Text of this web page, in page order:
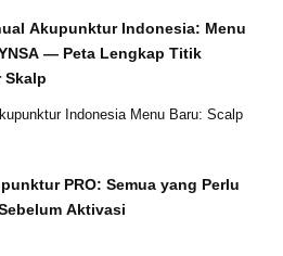
Akupunktur Indonesia: Menu
— Peta Lengkap Titik
PRO: Semua yang Perlu
Aktivasi